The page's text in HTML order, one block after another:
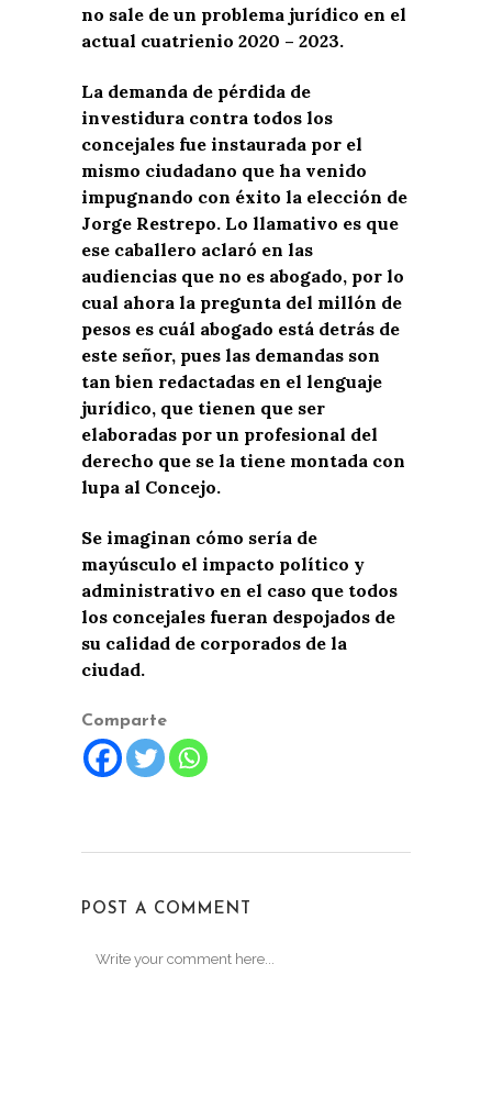
no sale de un problema jurídico en el
actual cuatrienio 2020 – 2023.
La demanda de pérdida de
investidura contra todos los
concejales fue instaurada por el
mismo ciudadano que ha venido
impugnando con éxito la elección de
Jorge Restrepo. Lo llamativo es que
ese caballero aclaró en las
audiencias que no es abogado, por lo
cual ahora la pregunta del millón de
pesos es cuál abogado está detrás de
este señor, pues las demandas son
tan bien redactadas en el lenguaje
jurídico, que tienen que ser
elaboradas por un profesional del
derecho que se la tiene montada con
lupa al Concejo.
Se imaginan cómo sería de
mayúsculo el impacto político y
administrativo en el caso que todos
los concejales fueran despojados de
su calidad de corporados de la
ciudad.
Comparte
POST A COMMENT